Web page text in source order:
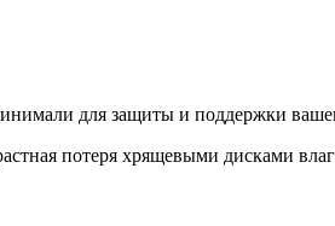
для защиты и поддержки
потеря хрящевыми дисками